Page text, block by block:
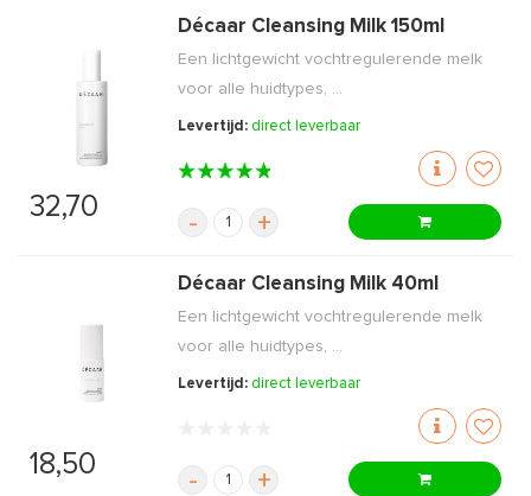
32,70
Décaar Cleansing Milk 150ml
Een lichtgewicht vochtregulerende melk
voor alle huidtypes, ...
Levertijd: direct leverbaar
- +
18,50
Décaar Cleansing Milk 40ml
Een lichtgewicht vochtregulerende melk
voor alle huidtypes, ...
Levertijd: direct leverbaar
- +